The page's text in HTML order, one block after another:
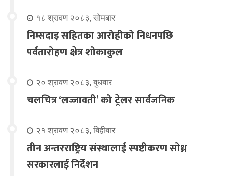
१८ श्रावण २०८३, सोमबार
निम्सदाइ सहितका आरोहीको निधनपछि
पर्वतारोहण क्षेत्र शोकाकुल
२० श्रावण २०८३, बुधबार
चलचित्र ‘लज्जावती’ को ट्रेलर सार्वजनिक
२१ श्रावण २०८३, बिहीबार
तीन अन्तरराष्ट्रिय संस्थालाई स्पष्टीकरण सोध्न
सरकारलाई निर्देशन